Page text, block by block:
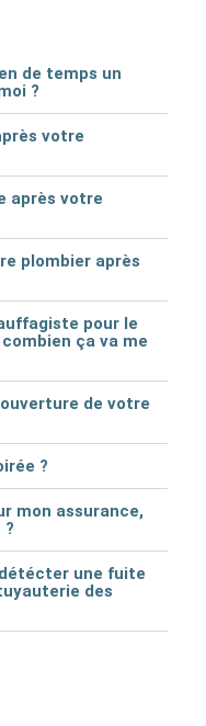
de temps un
?
votre
après votre
plombier après
pour le
ça va me
de votre
?
mon assurance,
?
une fuite
des